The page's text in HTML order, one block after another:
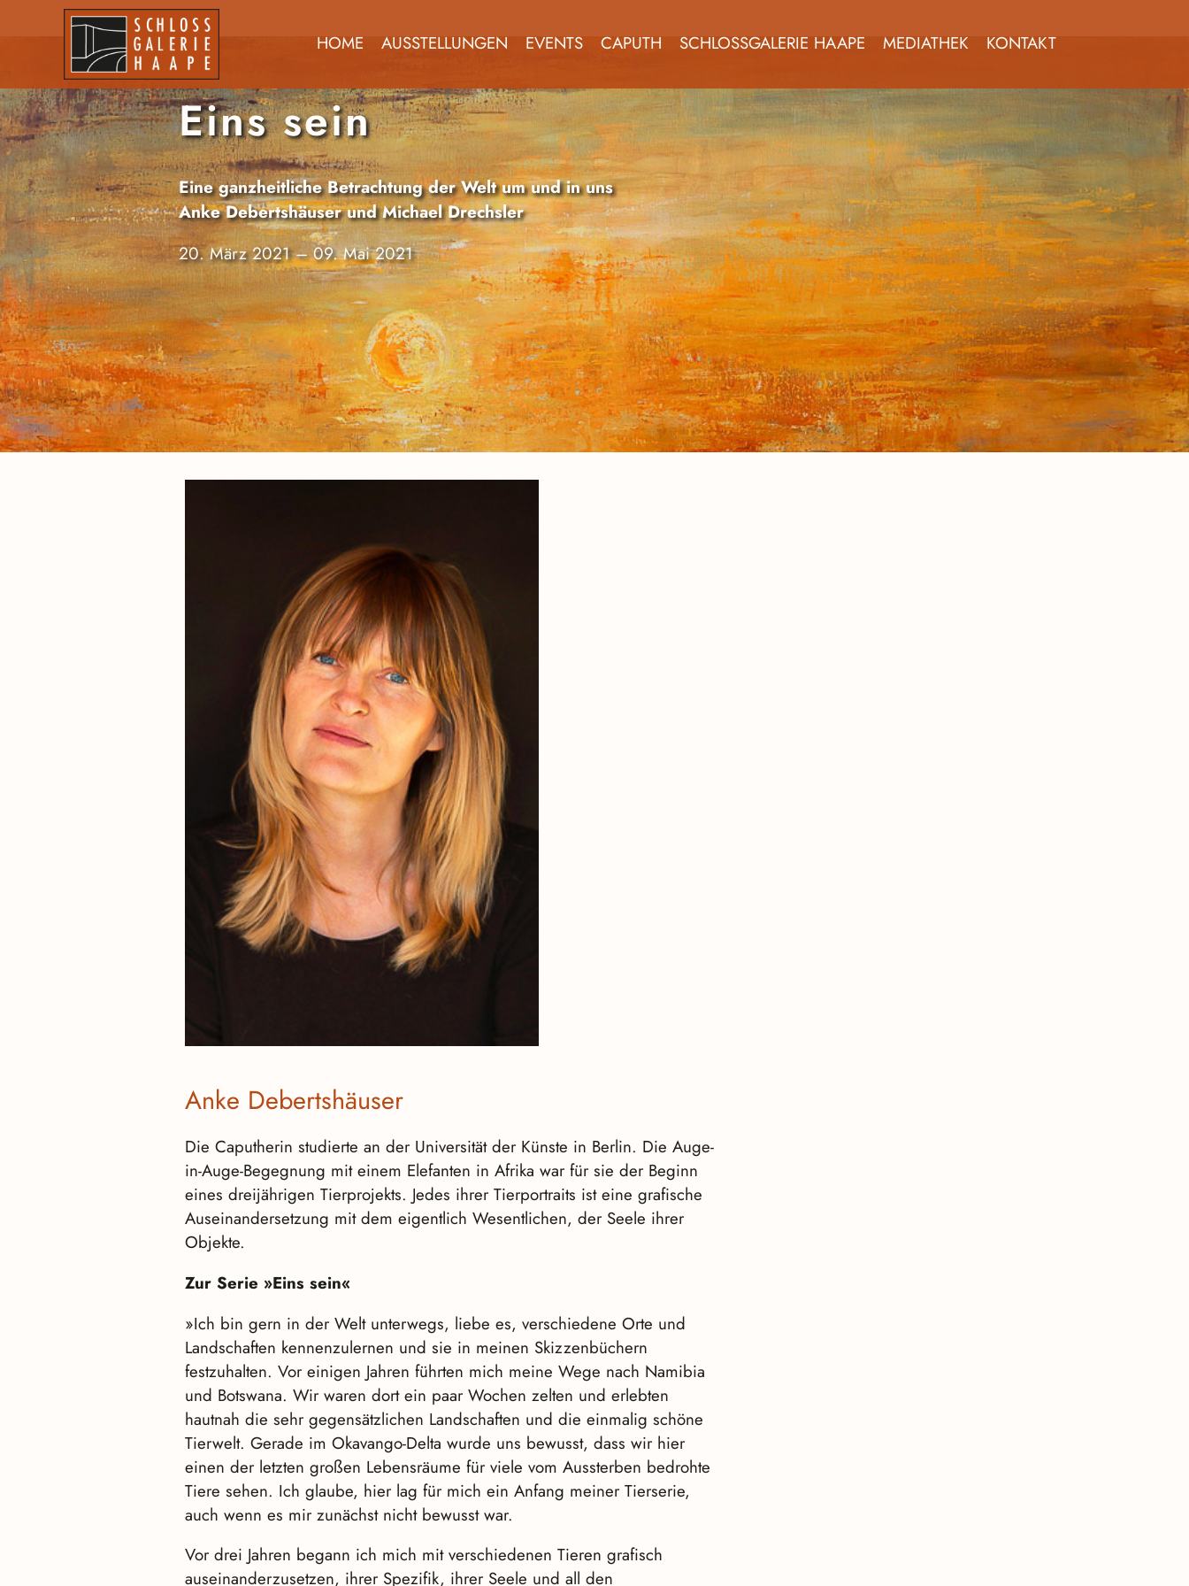
HOME AUSSTELLUNGEN EVENTS CAPUTH SCHLOSSGALERIE HAAPE MEDIATHEK KONTAKT
Eins sein
Eine ganzheitliche Betrachtung der Welt um und in uns
Anke Debertshäuser und Michael Drechsler
20. März 2021 – 09. Mai 2021
Anke Debertshäuser
Die Caputherin studierte an der Universität der Künste in Berlin. Die Auge-
in-Auge-Begegnung mit einem Elefanten in Afrika war für sie der Beginn
eines dreijährigen Tierprojekts. Jedes ihrer Tierportraits ist eine grafische
Auseinandersetzung mit dem eigentlich Wesentlichen, der Seele ihrer
Objekte.
Zur Serie »Eins sein«
»Ich bin gern in der Welt unterwegs, liebe es, verschiedene Orte und
Landschaften kennenzulernen und sie in meinen Skizzenbüchern
festzuhalten. Vor einigen Jahren führten mich meine Wege nach Namibia
und Botswana. Wir waren dort ein paar Wochen zelten und erlebten
hautnah die sehr gegensätzlichen Landschaften und die einmalig schöne
Tierwelt. Gerade im Okavango-Delta wurde uns bewusst, dass wir hier
einen der letzten großen Lebensräume für viele vom Aussterben bedrohte
Tiere sehen. Ich glaube, hier lag für mich ein Anfang meiner Tierserie,
auch wenn es mir zunächst nicht bewusst war.
Vor drei Jahren begann ich mich mit verschiedenen Tieren grafisch
auseinanderzusetzen, ihrer Spezifik, ihrer Seele und all den